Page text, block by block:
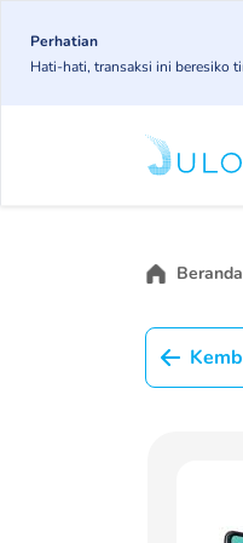
main
Perhatian
Hati-hati, transaksi ini beresiko
Beranda